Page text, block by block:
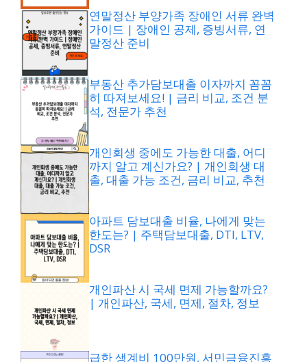
연말정산 부양가족 장애인 서류 완벽
가이드 | 장애인 공제, 증빙서류, 연
말정산 준비
부동산 추가담보대출 이자까지 꼼꼼
히 따져보세요! | 금리 비교, 조건 분
석, 전문가 추천
개인회생 중에도 가능한 대출, 어디
까지 알고 계신가요? | 개인회생 대
출, 대출 가능 조건, 금리 비교, 추천
아파트 담보대출 비율, 나에게 맞는
한도는? | 주택담보대출, DTI, LTV,
DSR
개인파산 시 국세 면제 가능할까요?
| 개인파산, 국세, 면제, 절차, 정보
급한 생계비 100만원, 서민금융진흥